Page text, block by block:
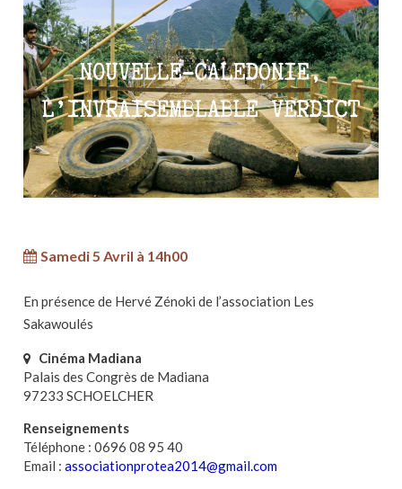
Samedi 5 Avril à 14h00
En présence de Hervé Zénoki de l’association Les
Sakawoulés
Cinéma Madiana
Palais des Congrès de Madiana
97233 SCHOELCHER
Renseignements
Téléphone : 0696 08 95 40
Email : associationprotea2014@gmail.com